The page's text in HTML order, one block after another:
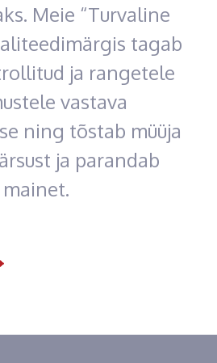
Meie “Turvaline
tagab
ja rangetele
vastava
ning tõstab müüja
ja parandab
mainet.